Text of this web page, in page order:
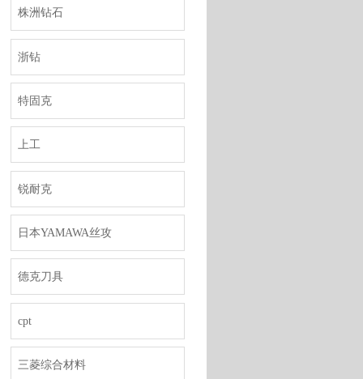
株洲钻石
浙钻
特固克
上工
锐耐克
日本YAMAWA丝攻
德克刀具
cpt
三菱综合材料